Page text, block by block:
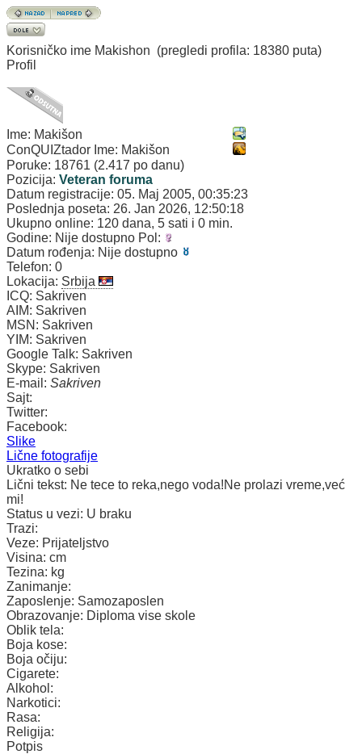
Korisničko ime Makishon (pregledi profila: 18380 puta)
Profil
Ime: Makišon
ConQUIZtador Ime: Makišon
Poruke: 18761 (2.417 po danu)
Pozicija: Veteran foruma
Datum registracije: 05. Maj 2005, 00:35:23
Poslednja poseta: 26. Jan 2026, 12:50:18
Ukupno online: 120 dana, 5 sati i 0 min.
Godine: Nije dostupno Pol:
Datum rođenja: Nije dostupno
Telefon: 0
Lokacija: Srbija
ICQ: Sakriven
AIM: Sakriven
MSN: Sakriven
YIM: Sakriven
Google Talk: Sakriven
Skype: Sakriven
E-mail: Sakriven
Sajt:
Twitter:
Facebook:
Slike
Lične fotografije
Ukratko o sebi
Lični tekst: Ne tece to reka,nego voda!Ne prolazi vreme,već
mi!
Status u vezi: U braku
Trazi:
Veze: Prijateljstvo
Visina: cm
Tezina: kg
Zanimanje:
Zaposlenje: Samozaposlen
Obrazovanje: Diploma vise skole
Oblik tela:
Boja kose:
Boja očiju:
Cigarete:
Alkohol:
Narkotici:
Rasa:
Religija:
Potpis